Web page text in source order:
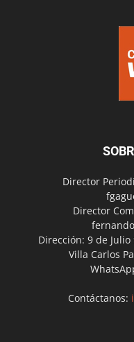
Director
Director
Dirección: 9 de Julio
Villa Carlos
Contáctanos: